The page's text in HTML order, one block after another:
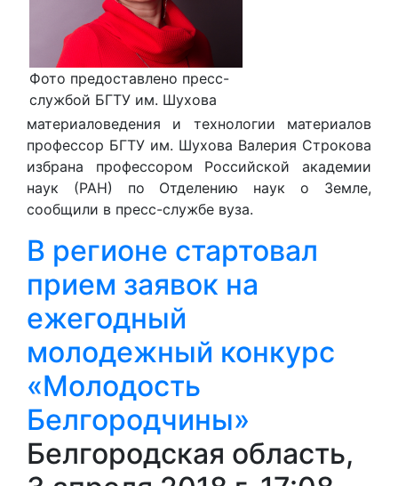
Фото предоставлено пресс-
службой БГТУ им. Шухова
материаловедения и технологии материалов
профессор БГТУ им. Шухова Валерия Строкова
избрана профессором Российской академии
наук (РАН) по Отделению наук о Земле,
сообщили в пресс-службе вуза.
В регионе стартовал
прием заявок на
ежегодный
молодежный конкурс
«Молодость
Белгородчины»
Белгородская область,